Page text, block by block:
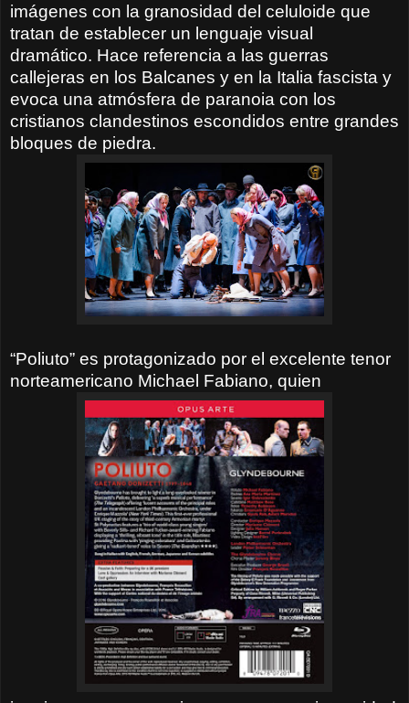
imágenes con la granosidad del celuloide que
tratan de establecer un lenguaje visual
dramático. Hace referencia a las guerras
callejeras en los Balcanes y en la Italia fascista y
evoca una atmósfera de paranoia con los
cristianos clandestinos escondidos entre grandes
bloques de piedra.
“Poliuto” es protagonizado por el excelente tenor
norteamericano Michael Fabiano, quien